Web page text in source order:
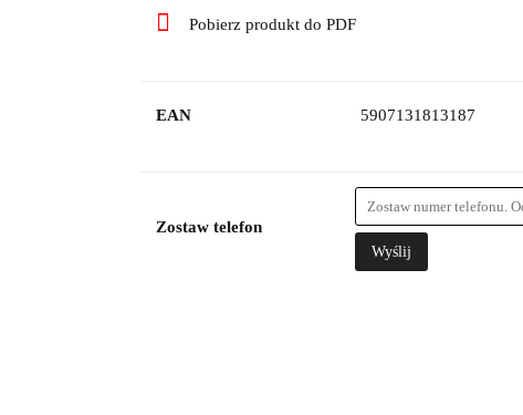
Pobierz produkt do PDF
EAN 5907131813187
Zostaw telefon
Wyślij